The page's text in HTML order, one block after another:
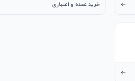
خرید عمده و اعتباری